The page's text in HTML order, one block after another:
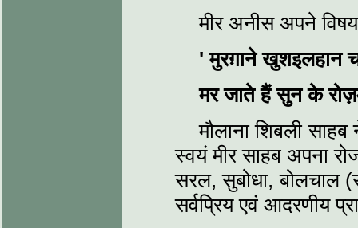
मीर अनीस अपने
' मुरग़ाने खुशइलहान
मर जाते हैं सुन के
मौलाना शिबली
स्वयं मीर साहब अपना
सरल, सुबोधा, बोलचाल
सर्वप्रिय एवं आदरणीय